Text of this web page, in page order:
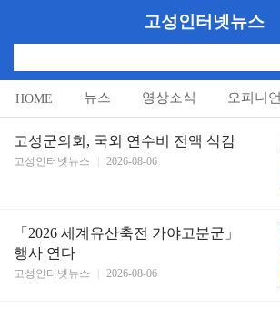
고성인터넷뉴스
HOME 뉴스 영상소식 오피니언
알림마당
고성군의회, 국외 연수비 전액 삭감
고성인터넷뉴스 2026-08-06
「2026 세계유산축전 가야고분군」
행사 연다
고성인터넷뉴스 2026-08-06